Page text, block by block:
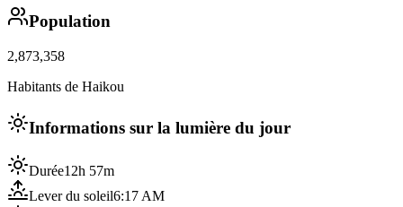
Population
2,873,358
Habitants de Haikou
Informations sur la lumière du jour
Durée12h 57m
Lever du soleil6:17 AM